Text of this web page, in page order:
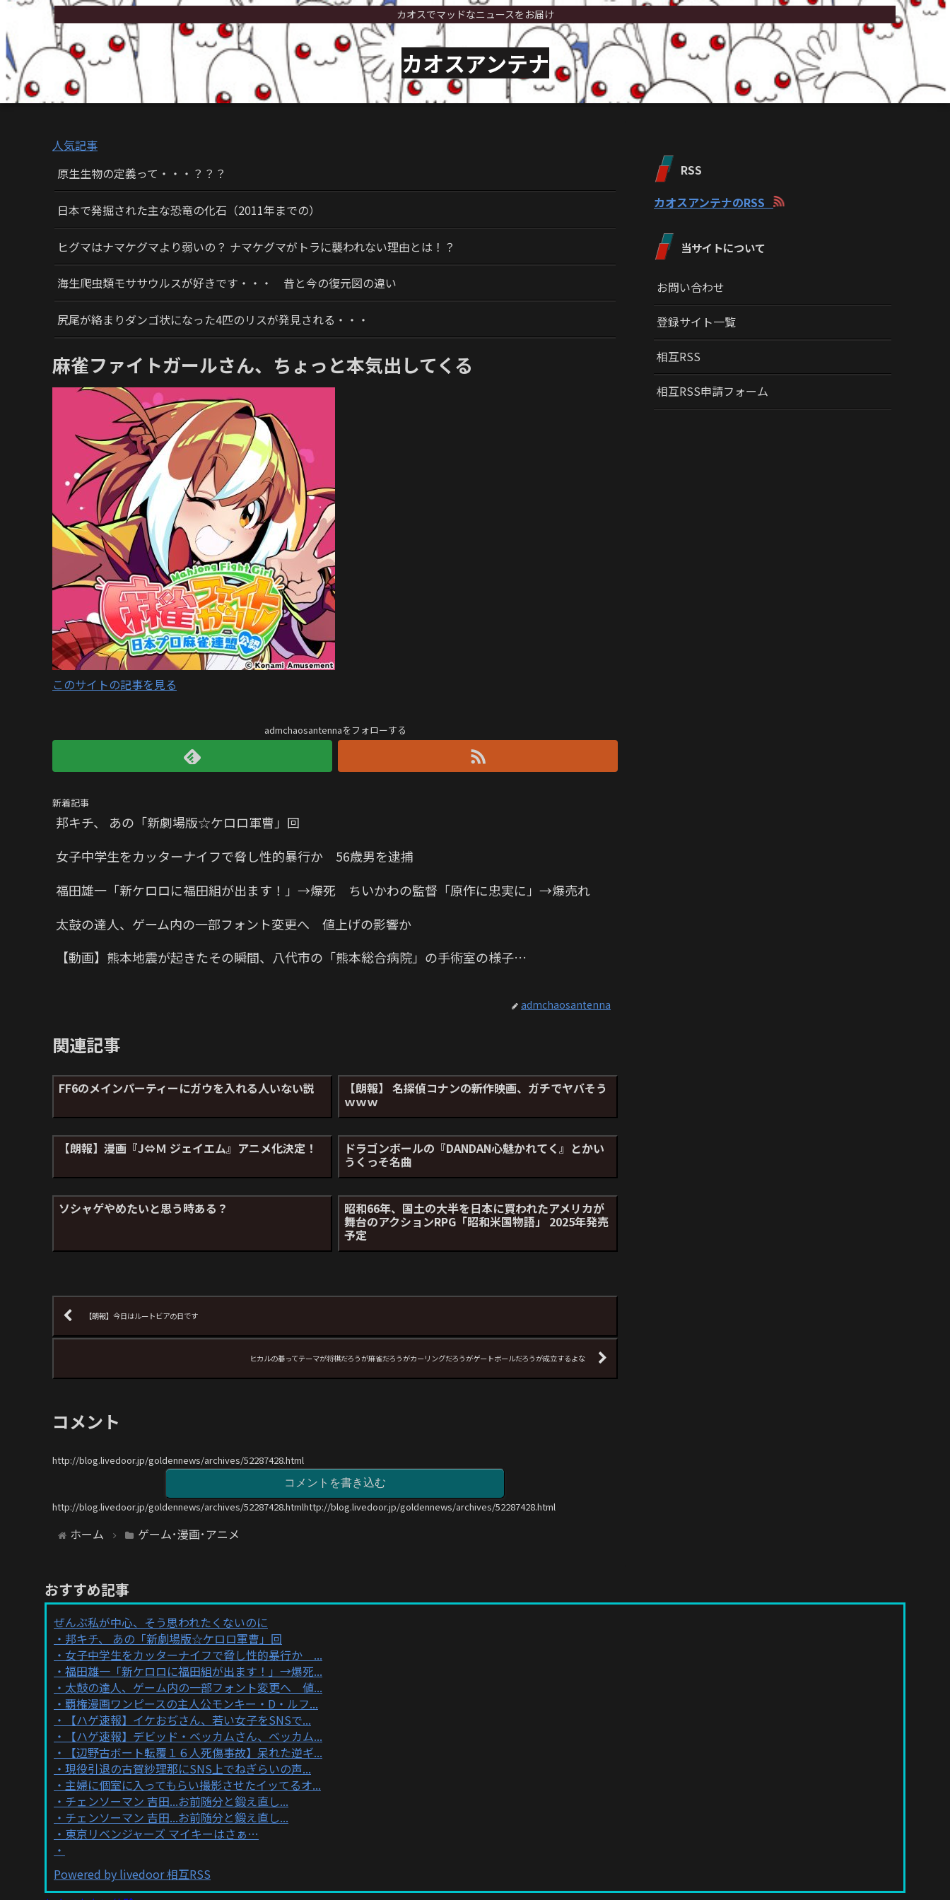
カオスでマッドなニュースをお届け
カオスアンテナ
人気記事
原生生物の定義って・・・？？？
日本で発掘された主な恐竜の化石（2011年までの）
ヒグマはナマケグマより弱いの？ ナマケグマがトラに襲われない理由とは！？
海生爬虫類モササウルスが好きです・・・ 昔と今の復元図の違い
尻尾が絡まりダンゴ状になった4匹のリスが発見される・・・
麻雀ファイトガールさん、ちょっと本気出してくる
このサイトの記事を見る
admchaosantennaをフォローする
新着記事
邦キチ、 あの「新劇場版☆ケロロ軍曹」回
女子中学生をカッターナイフで脅し性的暴行か 56歳男を逮捕
福田雄一「新ケロロに福田組が出ます！」→爆死 ちいかわの監督「原作に忠実に」→爆売れ
太鼓の達人、ゲーム内の一部フォント変更へ 値上げの影響か
【動画】熊本地震が起きたその瞬間、八代市の「熊本総合病院」の手術室の様子…
admchaosantenna
関連記事
FF6のメインパーティーにガウを入れる人いない説 【朗報】 名探偵コナンの新作映画、ガチでヤバそう
ｗｗｗ
【朗報】漫画『J⇔Ｍ ジェイエム』アニメ化決定！ ドラゴンボールの『DANDAN心魅かれてく』とかい
うくっそ名曲
ソシャゲやめたいと思う時ある？ 昭和66年、国土の大半を日本に買われたアメリカが
舞台のアクションRPG「昭和米国物語」 2025年発売
予定
【朗報】今日はルートビアの日です
ヒカルの碁ってテーマが将棋だろうが麻雀だろうがカーリングだろうがゲートボールだろうが成立するよな
コメント
http://blog.livedoor.jp/goldennews/archives/52287428.html
コメントを書き込む
http://blog.livedoor.jp/goldennews/archives/52287428.htmlhttp://blog.livedoor.jp/goldennews/archives/52287428.html
ホーム ゲーム･漫画･アニメ
RSS
カオスアンテナのRSS
当サイトについて
お問い合わせ
登録サイト一覧
相互RSS
相互RSS申請フォーム
おすすめ記事
ぜんぶ私が中心、そう思われたくないのに
邦キチ、 あの「新劇場版☆ケロロ軍曹」回
女子中学生をカッターナイフで脅し性的暴行か ...
福田雄一「新ケロロに福田組が出ます！」→爆死...
太鼓の達人、ゲーム内の一部フォント変更へ 値...
覇権漫画ワンピースの主人公モンキー・D・ルフ...
【ハゲ速報】イケおぢさん、若い女子をSNSで...
【ハゲ速報】デビッド・ベッカムさん、ベッカム...
【辺野古ボート転覆１６人死傷事故】呆れた逆ギ...
現役引退の古賀紗理那にSNS上でねぎらいの声...
主婦に個室に入ってもらい撮影させたイッてるオ...
チェンソーマン 吉田...お前随分と鍛え直し...
チェンソーマン 吉田...お前随分と鍛え直し...
東京リベンジャーズ マイキーはさぁ…
Powered by livedoor 相互RSS